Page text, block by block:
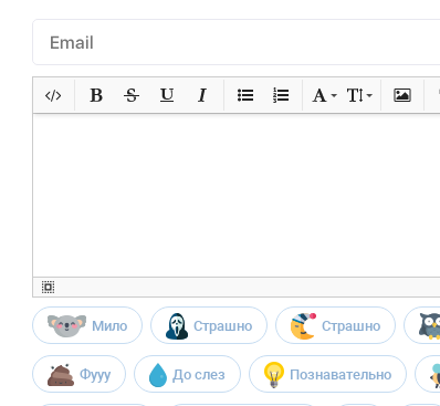
Мило Страшно Страшно
Фууу До слез Познавательно